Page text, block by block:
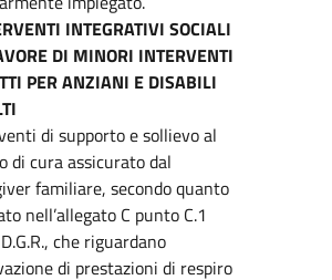
INTEGRATIVI SOCIALI
DI MINORI INTERVENTI
PER ANZIANI E DISABILI
di supporto e sollievo al
di cura assicurato dal
familiare, secondo quanto
nell’allegato C punto C.1
che riguardano
di prestazioni di respiro